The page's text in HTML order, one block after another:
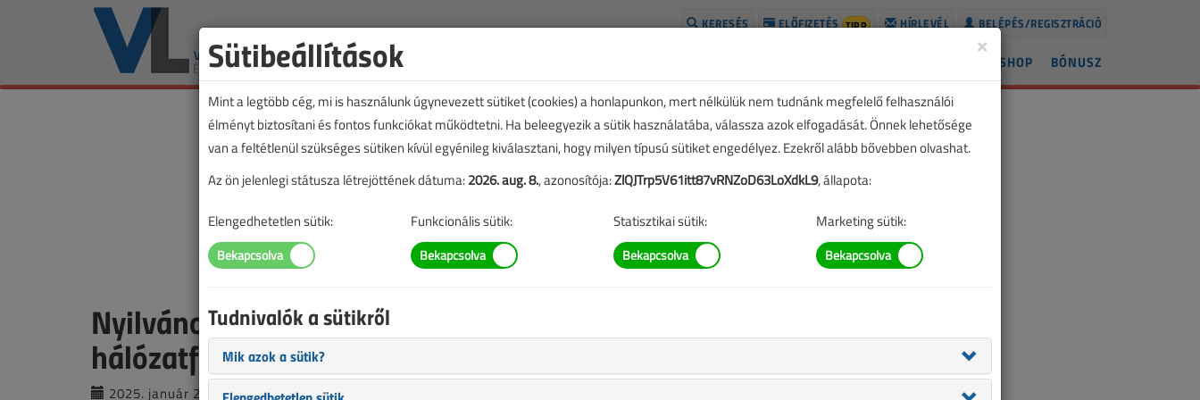
BELÉPÉS/REGISZTRÁCIÓ
HÍRLEVÉL
ELŐFIZETÉS TIPP
KERESÉS
BÓNUSZ
SHOP
Nyilvános egyeztetés a villamos energia
hálózatfejlesztési tervről
2025. január 22. | VL online | 3731 |
×
Sütibeállítások
Mint a legtöbb cég, mi is használunk úgynevezett sütiket (cookies) a honlapunkon, mert nélkülük nem tudnánk megfelelő felhasználói
élményt biztosítani és fontos funkciókat működtetni. Ha beleegyezik a sütik használatába, válassza azok elfogadását. Önnek lehetősége
van a feltétlenül szükséges sütiken kívül egyénileg kiválasztani, hogy milyen típusú sütiket engedélyez. Ezekről alább bővebben olvashat.
Az ön jelenlegi státusza létrejöttének dátuma:2026. aug. 8., azonosítója:ZlQJTrp5V61itt87vRNZoD63LoXdkL9, állapota:
Elengedhetetlen sütik: Funkcionális sütik: Statisztikai sütik: Marketing sütik:
Tudnivalók a sütikről
Mik azok a sütik?